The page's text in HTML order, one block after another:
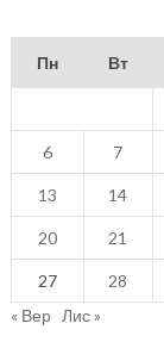
Пн Вт
6 7
13 14
20 21
27 28
« Вер Лис »